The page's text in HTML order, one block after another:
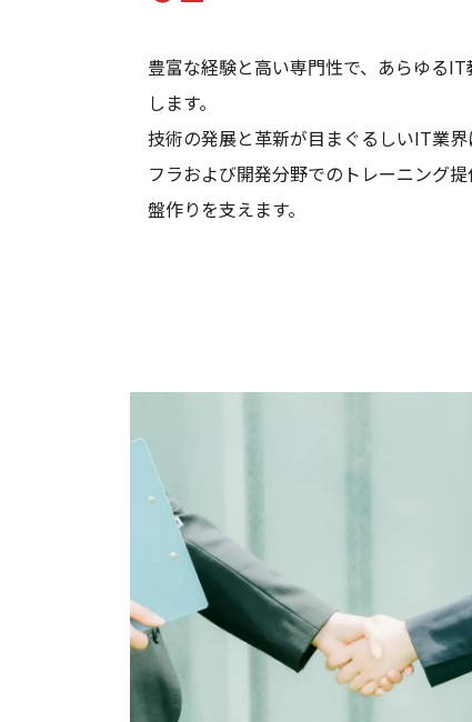
豊富な経験と高い専門性で、あらゆる
します。
技術の発展と革新が目まぐるしいIT業
フラおよび開発分野でのトレーニング
盤作りを支えます。